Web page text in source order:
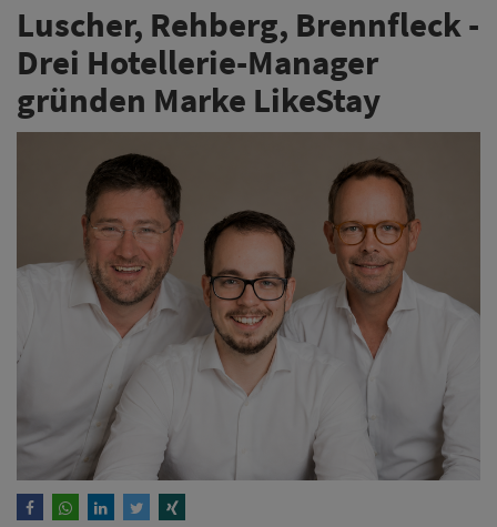
Luscher, Rehberg, Brennfleck -
Drei Hotellerie-Manager
gründen Marke LikeStay